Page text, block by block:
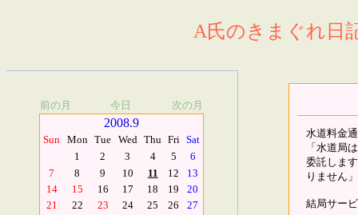
A氏のきまぐれ日
前の月 今日 次の月
2008.9
Sun Mon Tue Wed Thu Fri Sat
1
2 3 4 5
6
7
8 9 10 11 12
13
14
15 16 17 18 19
20
21
22 23 24 25 26
27
水道料金
「水道局
委託しま
りません」
結局サー